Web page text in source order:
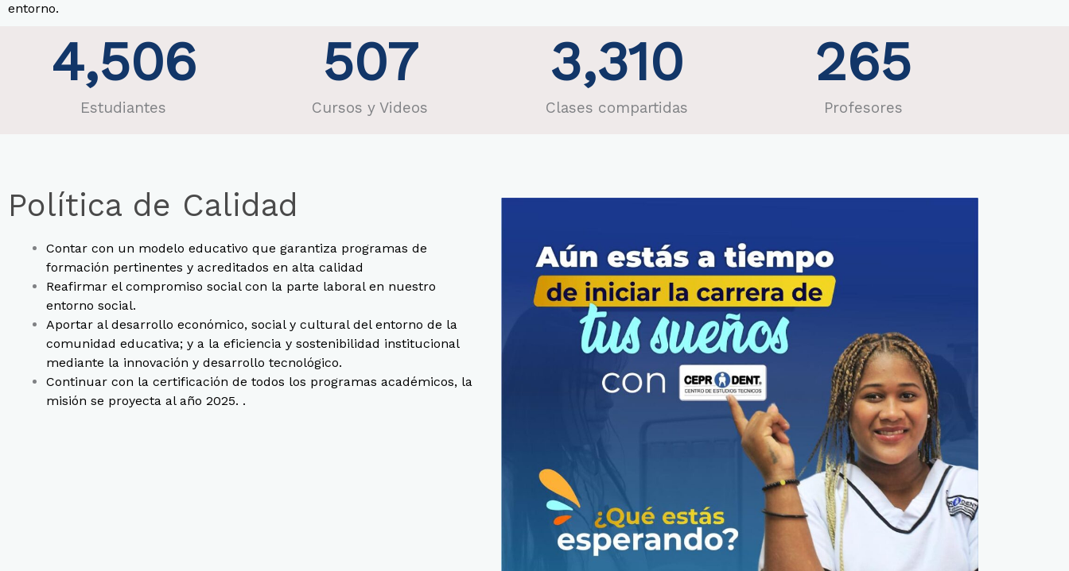
entorno.
Estudiantes
4,506
Cursos y Videos
507
Clases compartidas
3,310
Profesores
265
Política de Calidad
Contar con un modelo educativo que garantiza programas de
formación pertinentes y acreditados en alta calidad
Reafirmar el compromiso social con la parte laboral en nuestro
entorno social.
Aportar al desarrollo económico, social y cultural del entorno de la
comunidad educativa; y a la eficiencia y sostenibilidad institucional
mediante la innovación y desarrollo tecnológico.
Continuar con la certificación de todos los programas académicos, la
misión se proyecta al año 2025. .